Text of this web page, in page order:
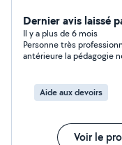
Dernier avis laissé
Il y a plus de 6 mois
Personne très
antérieure la pédagogie
Dominique qui de plus
matières. Je
Aide aux devoirs
Voir le